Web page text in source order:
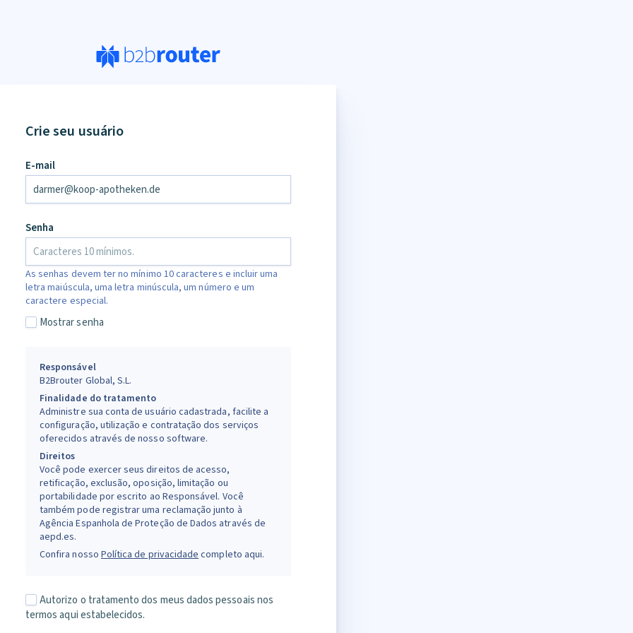
Crie seu usuário
E-mail
Senha
As senhas devem ter no mínimo 10 caracteres e incluir uma
letra maiúscula, uma letra minúscula, um número e um
caractere especial.
Mostrar senha
Responsável
B2Brouter Global, S.L.
Finalidade do tratamento
Administre sua conta de usuário cadastrada, facilite a
configuração, utilização e contratação dos serviços
oferecidos através de nosso software.
Direitos
Você pode exercer seus direitos de acesso,
retificação, exclusão, oposição, limitação ou
portabilidade por escrito ao Responsável. Você
também pode registrar uma reclamação junto à
Agência Espanhola de Proteção de Dados através de
aepd.es.
Confira nosso Política de privacidade completo aqui.
Autorizo o tratamento dos meus dados pessoais nos
termos aqui estabelecidos.